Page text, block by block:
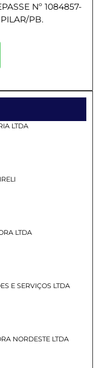
Nº 1084857-
PB.
LTDA
LTDA
E SERVIÇOS LTDA
NORDESTE LTDA